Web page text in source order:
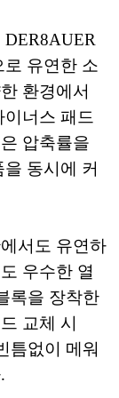
유연한 소
환경에서
너스 패드
압축률을
동시에 커
서도 유연하
우수한 열
록을 장착한
교체 시
틈없이 메워